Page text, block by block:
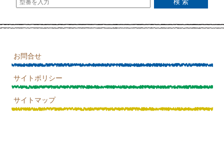
お問合せ
サイトポリシー
サイトマップ